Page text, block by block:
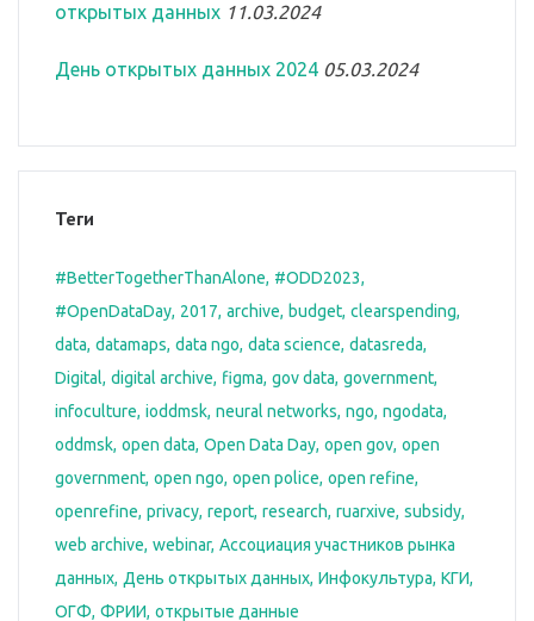
открытых данных 11.03.2024
День открытых данных 2024 05.03.2024
Теги
#BetterTogetherThanAlone #ODD2023
#OpenDataDay 2017 archive budget clearspending
data datamaps data ngo data science datasreda
Digital digital archive figma gov data government
infoculture ioddmsk neural networks ngo ngodata
oddmsk open data Open Data Day open gov open
government open ngo open police open refine
openrefine privacy report research ruarxive subsidy
web archive webinar Ассоциация участников рынка
данных День открытых данных Инфокультура КГИ
ОГФ ФРИИ открытые данные